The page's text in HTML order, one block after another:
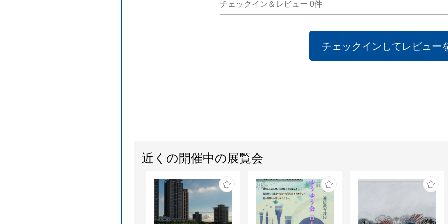
チェックイン＆レビュー 0件
チェックインしてレビュー
近くの開催中の展覧会